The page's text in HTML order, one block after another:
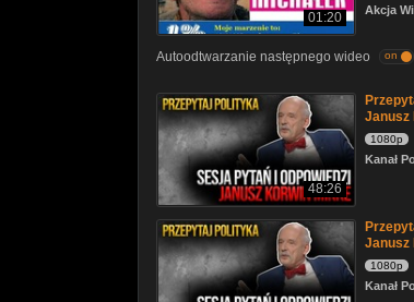
01:20 Akcja
Autoodtwarzanie następnego wideo on
48:26
Janusz
1080p
Kanał
Janusz
1080p
Kanał